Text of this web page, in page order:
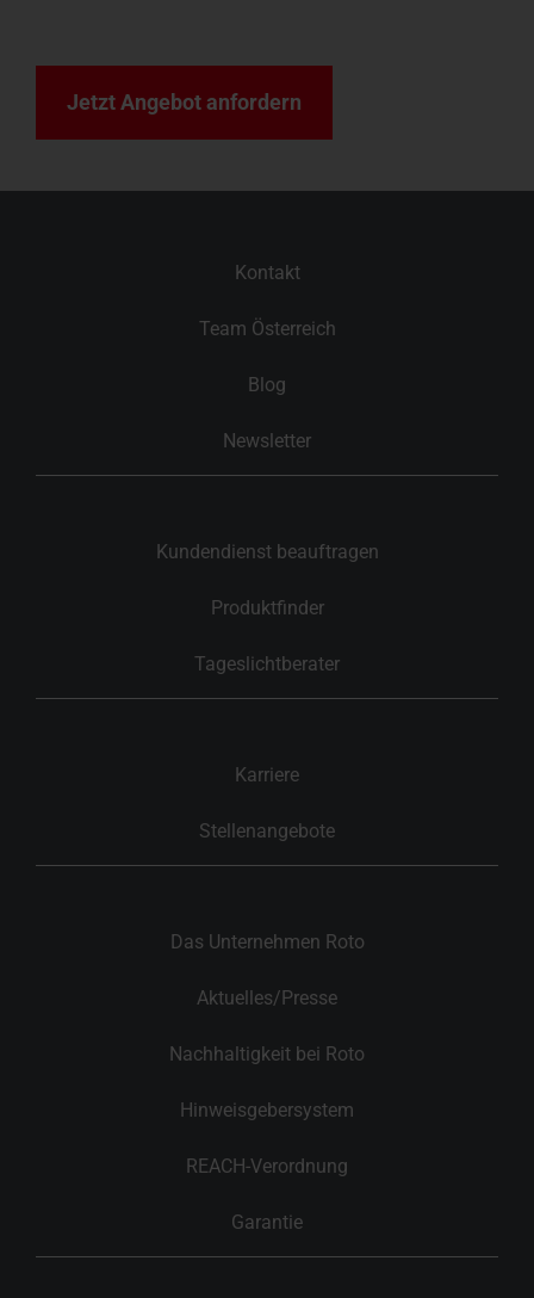
Jetzt Angebot anfordern
Kontakt
Team Österreich
Blog
Newsletter
Kundendienst beauftragen
Produktfinder
Tageslichtberater
Karriere
Stellenangebote
Das Unternehmen Roto
Aktuelles/Presse
Nachhaltigkeit bei Roto
Hinweisgebersystem
REACH-Verordnung
Garantie